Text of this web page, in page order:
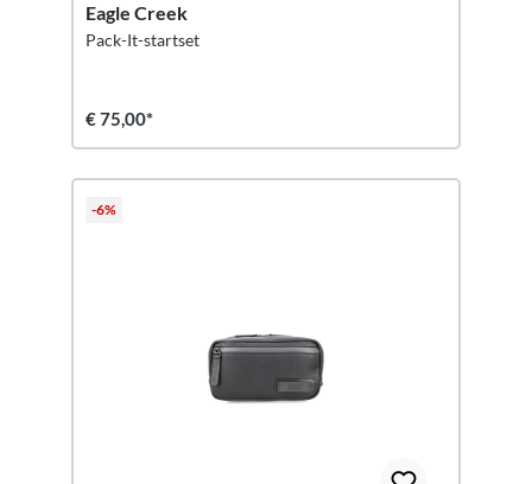
Eagle Creek
Pack-It-startset
€ 75,00*
-6%